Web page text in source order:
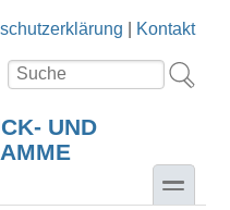
Kontakt
UND
toggle